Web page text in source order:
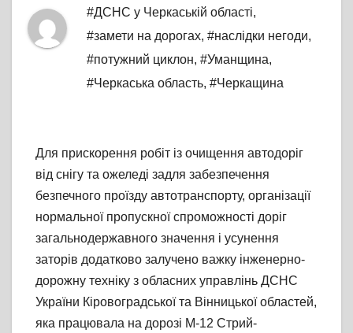
#ДСНС у Черкаській області,
#замети на дорогах, #наслідки негоди,
#потужний циклон, #Уманщина,
#Черкаська область, #Черкащина
Для прискорення робіт із очищення автодоріг
від снігу та ожеледі задля забезпечення
безпечного проїзду автотранспорту, організації
нормальної пропускної спроможності доріг
загальнодержавного значення і усунення
заторів додатково залучено важку інженерно-
дорожну техніку з обласних управлінь ДСНС
України Кіровоградської та Вінницької областей,
яка працювала на дорозі М-12 Стрий-